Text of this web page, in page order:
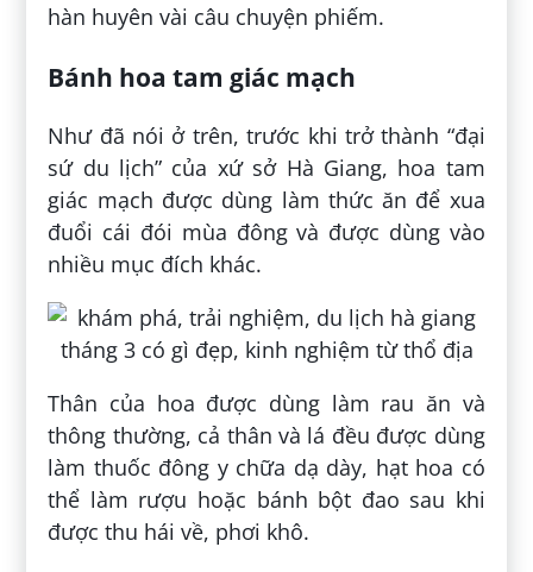
hàn huyên vài câu chuyện phiếm.
Bánh hoa tam giác mạch
Như đã nói ở trên, trước khi trở thành “đại
sứ du lịch” của xứ sở Hà Giang, hoa tam
giác mạch được dùng làm thức ăn để xua
đuổi cái đói mùa đông và được dùng vào
nhiều mục đích khác.
Thân của hoa được dùng làm rau ăn và
thông thường, cả thân và lá đều được dùng
làm thuốc đông y chữa dạ dày, hạt hoa có
thể làm rượu hoặc bánh bột đao sau khi
được thu hái về, phơi khô.